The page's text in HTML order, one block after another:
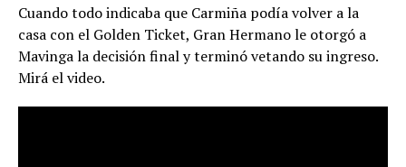
Cuando todo indicaba que Carmiña podía volver a la
casa con el Golden Ticket, Gran Hermano le otorgó a
Mavinga la decisión final y terminó vetando su ingreso.
Mirá el video.